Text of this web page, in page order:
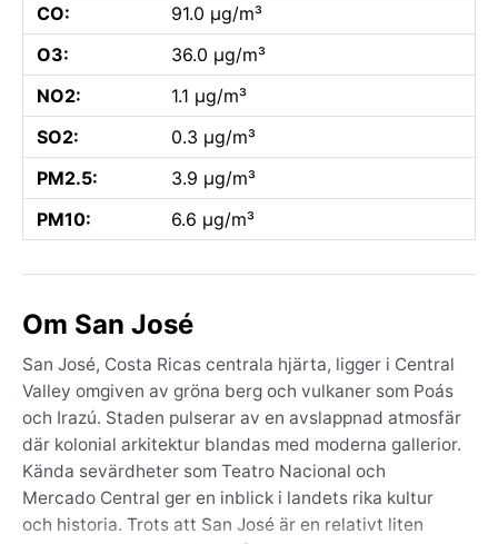
CO:
91.0 µg/m³
O3:
36.0 µg/m³
NO2:
1.1 µg/m³
SO2:
0.3 µg/m³
PM2.5:
3.9 µg/m³
PM10:
6.6 µg/m³
Om San José
San José, Costa Ricas centrala hjärta, ligger i Central
Valley omgiven av gröna berg och vulkaner som Poás
och Irazú. Staden pulserar av en avslappnad atmosfär
där kolonial arkitektur blandas med moderna gallerior.
Kända sevärdheter som Teatro Nacional och
Mercado Central ger en inblick i landets rika kultur
och historia. Trots att San José är en relativt liten